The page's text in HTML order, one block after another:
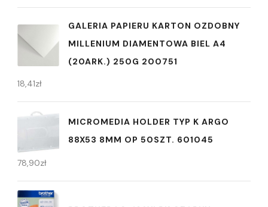
GALERIA PAPIERU KARTON OZDOBNY
MILLENIUM DIAMENTOWA BIEL A4
(20ARK.) 250G 200751
18,41zł
MICROMEDIA HOLDER TYP K ARGO
88X53 8MM OP 50SZT. 601045
78,90zł